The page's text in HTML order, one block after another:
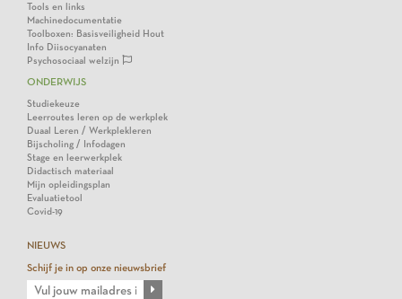
Tools en links
Machinedocumentatie
Toolboxen: Basisveiligheid Hout
Info Diisocyanaten
Psychosociaal welzijn
ONDERWIJS
Studiekeuze
Leerroutes leren op de werkplek
Duaal Leren / Werkplekleren
Bijscholing / Infodagen
Stage en leerwerkplek
Didactisch materiaal
Mijn opleidingsplan
Evaluatietool
Covid-19
NIEUWS
Schijf je in op onze nieuwsbrief